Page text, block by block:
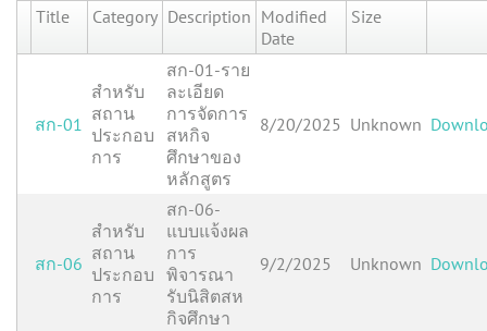
Title Category Description Modified
Date
Size
สก-01
สำหรับ
สถาน
ประกอบ
การ
สก-01-ราย
ละเอียด
การจัดการ
สหกิจ
ศึกษาของ
หลักสูตร
8/20/2025 Unknown
สก-06
สำหรับ
สถาน
ประกอบ
การ
สก-06-
แบบแจ้งผล
การ
พิจารณา
รับนิสิตสห
กิจศึกษา
9/2/2025 Unknown